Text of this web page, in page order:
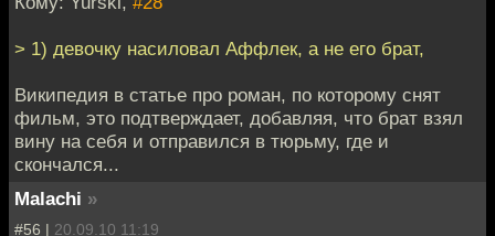
> 1) девочку насиловал Аффлек, а не его брат,
Википедия в статье про роман, по которому снят
фильм, это подтверждает, добавляя, что брат взял
вину на себя и отправился в тюрьму, где и
скончался...
Malachi »
#56 | 20.09.10 11:19